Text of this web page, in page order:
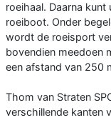
roeihaal. Daarna
roeiboot. Onder
wordt de roeisport
bovendien meedoen
een afstand van 250
Thom van Straten
verschillende kanten